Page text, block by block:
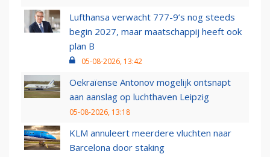
Lufthansa verwacht 777-9’s nog steeds
begin 2027, maar maatschappij heeft ook
plan B
05-08-2026, 13:42
Oekraïense Antonov mogelijk ontsnapt
aan aanslag op luchthaven Leipzig
05-08-2026, 13:18
KLM annuleert meerdere vluchten naar
Barcelona door staking